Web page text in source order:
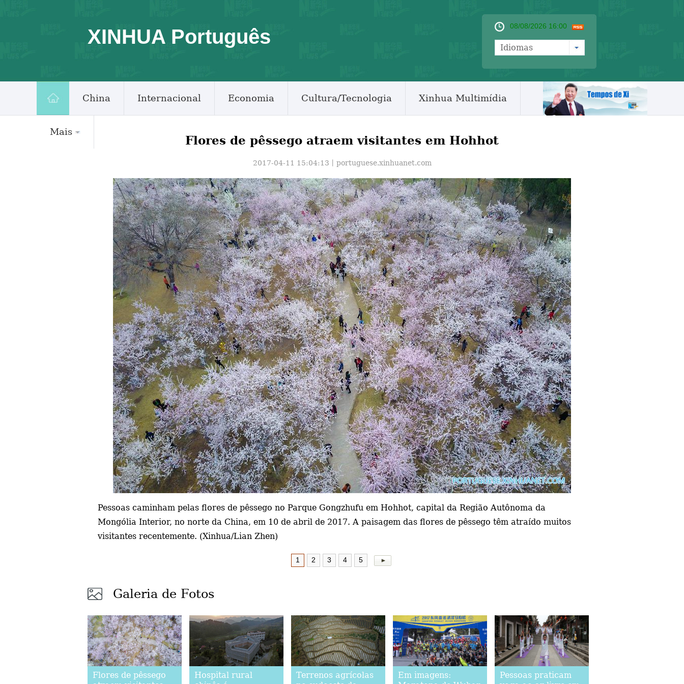
XINHUA Português 08/08/2026 16:00
Idiomas
China Internacional Economia Cultura/Tecnologia Xinhua Multimídia
Mais
Flores de pêssego atraem visitantes em Hohhot
2017-04-11 15:04:13丨 portuguese.xinhuanet.com
Pessoas caminham pelas flores de pêssego no Parque Gongzhufu em Hohhot, capital da Região Autônoma da
Mongólia Interior, no norte da China, em 10 de abril de 2017. A paisagem das flores de pêssego têm atraído muitos
visitantes recentemente. (Xinhua/Lian Zhen)
1 2 3 4 5
Galeria de Fotos
Flores de pêssego
Hospital rural
Terrenos agrícolas
Em imagens:
Pessoas praticam